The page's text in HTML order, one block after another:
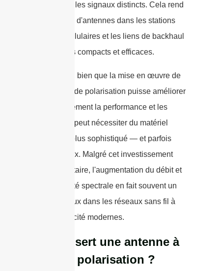
maintenant les signaux distincts. Cela rend
les réseaux d'antennes dans les stations
de base cellulaires et les liens de backhaul
sans fil plus compacts et efficaces.
Cependant, bien que la mise en œuvre de
la diversité de polarisation puisse améliorer
significativement la performance et les
débits, elle peut nécessiter du matériel
d'antenne plus sophistiqué — et parfois
plus coûteux. Malgré cet investissement
supplémentaire, l'augmentation du débit et
de l'efficacité spectrale en fait souvent un
outil précieux dans les réseaux sans fil à
haute capacité modernes.
À quoi sert une antenne à
double polarisation ?